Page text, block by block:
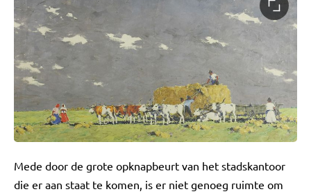
Mede door de grote opknapbeurt van het stadskantoor
die er aan staat te komen, is er niet genoeg ruimte om